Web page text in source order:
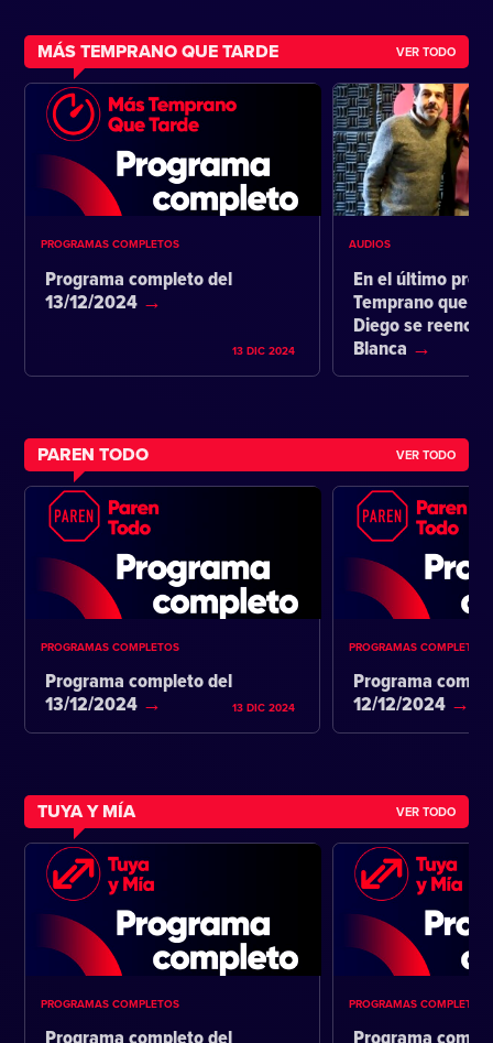
MÁS TEMPRANO QUE TARDE VER TODO
PROGRAMAS COMPLETOS
Programa completo del
13/12/2024
13 DIC 2024
AUDIOS
En el último
Temprano que
Diego se
Blanca
PAREN TODO VER TODO
PROGRAMAS COMPLETOS
Programa completo del
13/12/2024
13 DIC 2024
PROGRAMAS COMPLETOS
Programa
12/12/2024
TUYA Y MÍA VER TODO
PROGRAMAS COMPLETOS PROGRAMAS COMPLETOS